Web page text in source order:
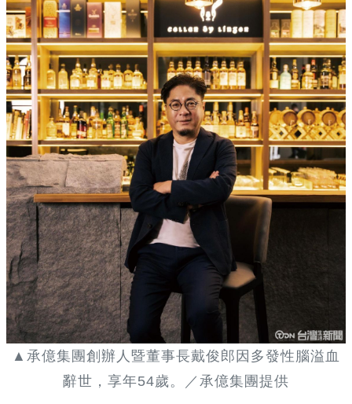
▲承億集團創辦人暨董事長戴俊郎因多發性腦溢血
辭世，享年54歲。／承億集團提供